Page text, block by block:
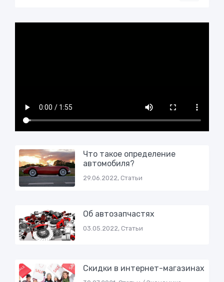
Что такое определение
автомобиля?
29.06.2022, Статьи
Об автозапчастях
03.05.2022, Статьи
Скидки в интернет-магазинах